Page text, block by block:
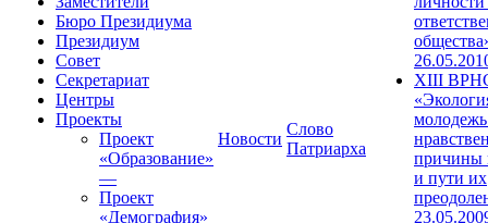
Бюро Президиума
Президиум
Совет
Секретариат
Центры
Проекты
Проект
«Образование»
—
Проект
«Демография»
Новости
Слово
Патриарха
XIII
причины
и пути их